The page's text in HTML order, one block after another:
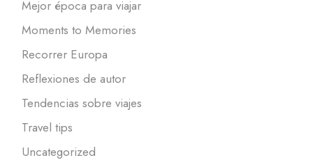
Mejor época para viajar
Moments to Memories
Recorrer Europa
Reflexiones de autor
Tendencias sobre viajes
Travel tips
Uncategorized